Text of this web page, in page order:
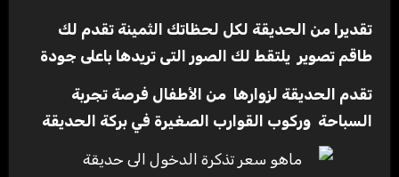
تقديرا من الحديقة لكل لحظاتك الثمينة تقدم لك
طاقم تصوير يلتقط لك الصور التى تريدها باعلى جودة
تقدم الحديقة لزوارها من الأطفال فرصة تجربة
السباحة وركوب القوارب الصغيرة في بركة الحديقة